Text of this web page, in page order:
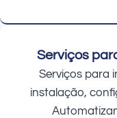
Serviços
Serviços para
instalação,